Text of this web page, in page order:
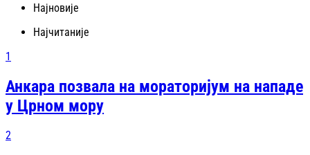
Најновије
Најчитаније
1
Анкара позвала на мораторијум на нападе
у Црном мору
2